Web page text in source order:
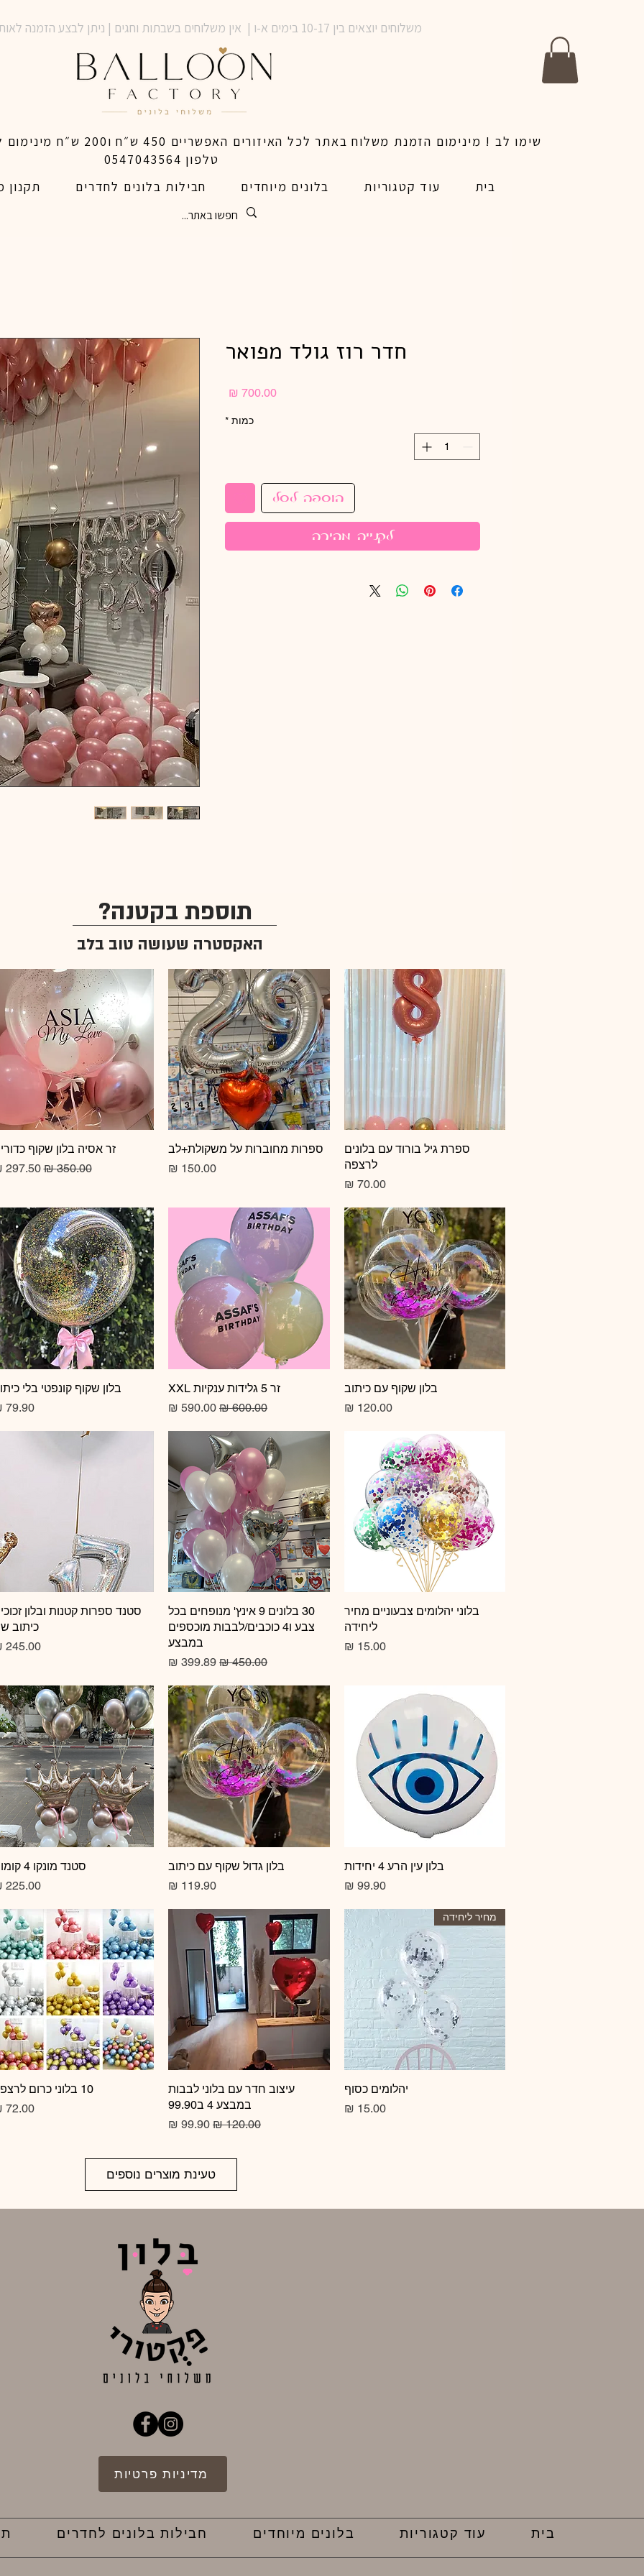
משלוחים יוצאים בין 10-17 בימים א-ו | אין משלוחים בשבתות וחגים | ניתן לבצע הזמנה לאותו היום עד שעה 14:00
טלפון 0547043564
בית
עוד קטגוריות בלונים מיוחדים חבילות בלונים לחדרים תקנון
חדר רוז גולד מפואר
כמות *
הוספה לסל
לקנייה מהירה
תוספת בקטנה?
האקסטרה שעושה טוב בלב
תצוגה מהירה
ספרת גיל בורוד עם בלונים
לרצפה
מחיר‏70.00 ‏₪
תצוגה מהירה
ספרות מחוברות על משקולת+לב
מחיר
תצוגה מהירה
זר אסיה בלון שקוף
מחיר רגיל‏350.00 ‏₪ מחיר‏297.50 ‏₪
תצוגה מהירה
בלון שקוף עם כיתוב
מחיר‏120.00 ‏₪
תצוגה מהירה
זר 5 גלידות ענקיות XXL
מחיר רגיל מחיר מבצע
תצוגה מהירה
בלון שקוף קונפטי בלי
מחיר‏79.90 ‏₪
תצוגה מהירה
בלוני יהלומים צבעוניים מחיר
ליחידה
מחיר‏15.00 ‏₪
תצוגה מהירה
30 בלונים 9 אינץ' מנופחים בכל
צבע ו4 כוכבים/לבבות מוכספים
במבצע
מחיר רגיל מחיר מבצע
תצוגה מהירה
סטנד ספרות קטנות ובלון
כיתוב
מחיר‏245.00 ‏₪
תצוגה מהירה
בלון עין הרע 4 יחידות
מחיר‏99.90 ‏₪
תצוגה מהירה
בלון גדול שקוף עם כיתוב
מחיר
תצוגה מהירה
סטנד מונקו 4 קומות
מחיר‏225.00 ‏₪
תצוגה מהירה
מחיר ליחידה
יהלומים כסוף
מחיר‏15.00 ‏₪
תצוגה מהירה
עיצוב חדר עם בלוני לבבות
במבצע 4 ב99.90
מחיר רגיל מחיר מבצע
תצוגה מהירה
10 בלוני כרום לרצפה
מחיר‏72.00 ‏₪
טעינת מוצרים נוספים
מדיניות פרטיות
בית עוד קטגוריות בלונים מיוחדים חבילות בלונים לחדרים